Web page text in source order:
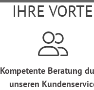
IHRE
Kompetente Beratung
unseren